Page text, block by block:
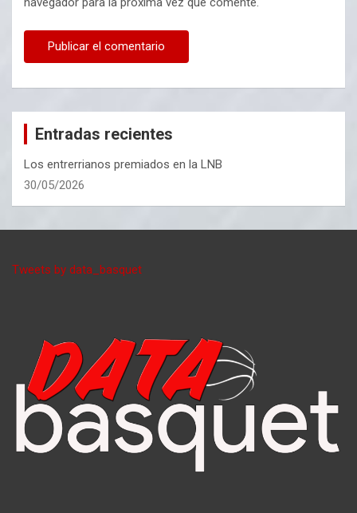
Entradas recientes
Los entrerrianos premiados en la LNB
30/05/2026
Tweets by data_basquet